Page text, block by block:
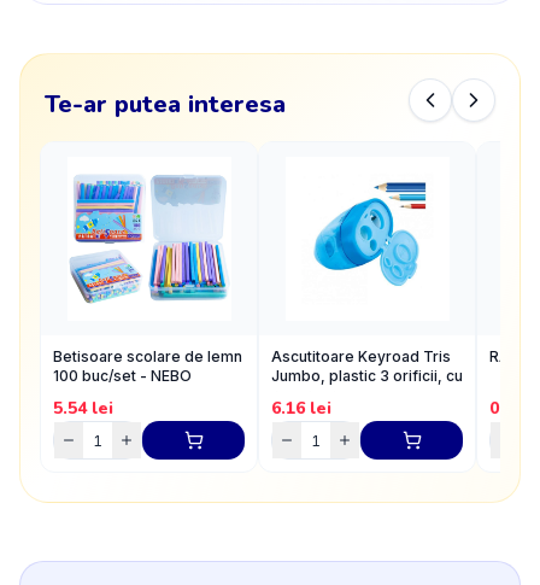
Te-ar putea interesa
Betisoare scolare de lemn
100 buc/set - NEBO
5.54lei
Ascutitoare Keyroad Tris
Jumbo, plastic 3 orificii, cu
6.16lei 0.99